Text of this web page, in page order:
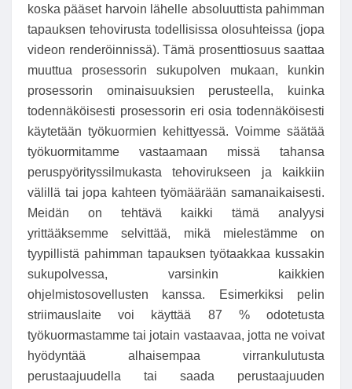
koska pääset harvoin lähelle absoluuttista pahimman
tapauksen tehovirusta todellisissa olosuhteissa (jopa
videon renderöinnissä). Tämä prosenttiosuus saattaa
muuttua prosessorin sukupolven mukaan, kunkin
prosessorin ominaisuuksien perusteella, kuinka
todennäköisesti prosessorin eri osia todennäköisesti
käytetään työkuormien kehittyessä. Voimme säätää
työkuormitamme vastaamaan missä tahansa
peruspyörityssilmukasta tehovirukseen ja kaikkiin
välillä tai jopa kahteen työmäärään samanaikaisesti.
Meidän on tehtävä kaikki tämä analyysi
yrittääksemme selvittää, mikä mielestämme on
tyypillistä pahimman tapauksen työtaakkaa kussakin
sukupolvessa, varsinkin kaikkien
ohjelmistosovellusten kanssa. Esimerkiksi pelin
striimauslaite voi käyttää 87 % odotetusta
työkuormastamme tai jotain vastaavaa, jotta ne voivat
hyödyntää alhaisempaa virrankulutusta
perustaajuudella tai saada perustaajuuden